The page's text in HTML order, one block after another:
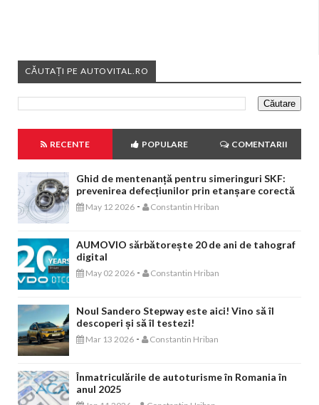
CĂUTAȚI PE AUTOVITAL.RO
RECENTE POPULARE COMENTARII
Ghid de mentenanță pentru simeringuri SKF:
prevenirea defecțiunilor prin etanșare corectă
May 12 2026 - Constantin Hriban
AUMOVIO sărbătorește 20 de ani de tahograf
digital
May 02 2026 - Constantin Hriban
Noul Sandero Stepway este aici! Vino să îl
descoperi și să îl testezi!
Mar 13 2026 - Constantin Hriban
Înmatriculările de autoturisme în Romania în
anul 2025